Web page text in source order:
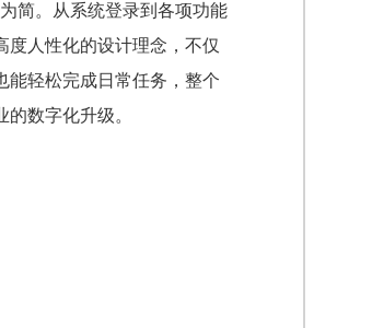
简。从系统登录到各项功能
度人性化的设计理念，不仅
能轻松完成日常任务，整个
数字化升级。